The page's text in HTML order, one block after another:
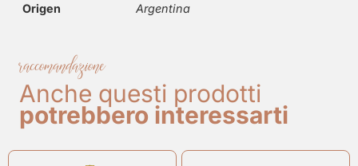
Origen Argentina
raccomandazione
Anche questi prodotti
potrebbero interessarti